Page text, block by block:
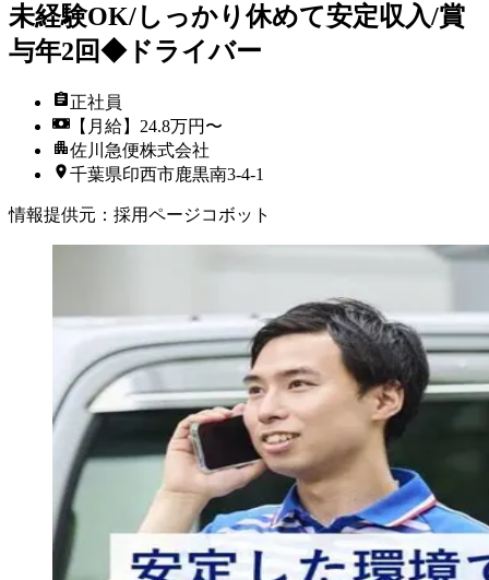
未経験OK/しっかり休めて安定収入/賞
与年2回◆ドライバー
正社員
【月給】24.8万円〜
佐川急便株式会社
千葉県印西市鹿黒南3-4-1
情報提供元 ： 採用ページコボット